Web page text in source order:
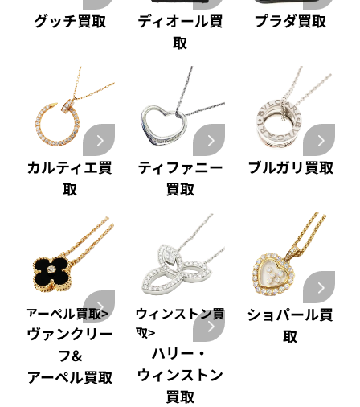
グッチ買取
ディオール買
取
プラダ買取
カルティエ買
取
ティファニー
買取
ブルガリ買取
アーペル買取>
ヴァンクリー
フ&
アーペル買取
ウィンストン買
取>
ハリー・
ウィンストン
買取
ショパール買
取